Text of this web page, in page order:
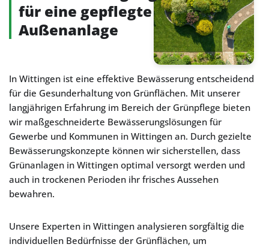
für eine gepflegte
Außenanlage
In Wittingen ist eine effektive Bewässerung entscheidend
für die Gesunderhaltung von Grünflächen. Mit unserer
langjährigen Erfahrung im Bereich der Grünpflege bieten
wir maßgeschneiderte Bewässerungslösungen für
Gewerbe und Kommunen in Wittingen an. Durch gezielte
Bewässerungskonzepte können wir sicherstellen, dass
Grünanlagen in Wittingen optimal versorgt werden und
auch in trockenen Perioden ihr frisches Aussehen
bewahren.
Unsere Experten in Wittingen analysieren sorgfältig die
individuellen Bedürfnisse der Grünflächen, um